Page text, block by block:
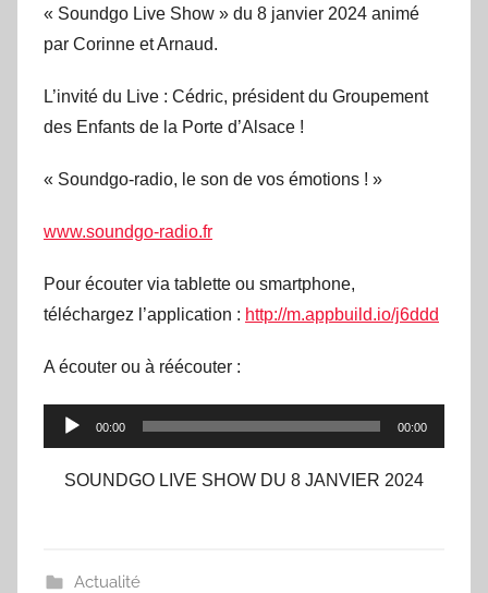
« Soundgo Live Show » du 8 janvier 2024 animé
par Corinne et Arnaud.
L’invité du Live : Cédric, président du Groupement
des Enfants de la Porte d’Alsace !
« Soundgo-radio, le son de vos émotions ! »
www.soundgo-radio.fr
Pour écouter via tablette ou smartphone,
téléchargez l’application : http://m.appbuild.io/j6ddd
A écouter ou à réécouter :
Lecteur
audio
00:00 00:00
SOUNDGO LIVE SHOW DU 8 JANVIER 2024
Actualité